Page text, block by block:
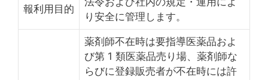
報利用目的
り安全に管理します。
薬剤師不在時は要指導医薬品およ
び第 1 類医薬品売り場、薬剤師な
らびに登録販売者が不在時には許